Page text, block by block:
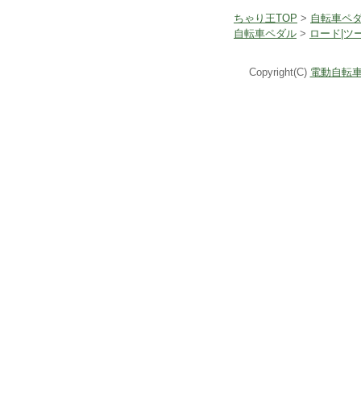
ちゃり王TOP > 自転車ペ
自転車ペダル > ロード|ツ
Copyright(C) 電動自転